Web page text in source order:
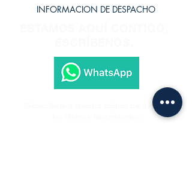
INFORMACION DE DESPACHO
Subscríbete a nuestra página para recibir